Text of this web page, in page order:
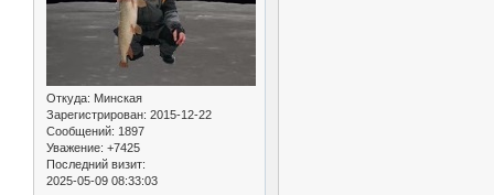
Откуда: Минская
Зарегистрирован: 2015-12-22
Сообщений: 1897
Уважение: +7425
Последний визит:
2025-05-09 08:33:03